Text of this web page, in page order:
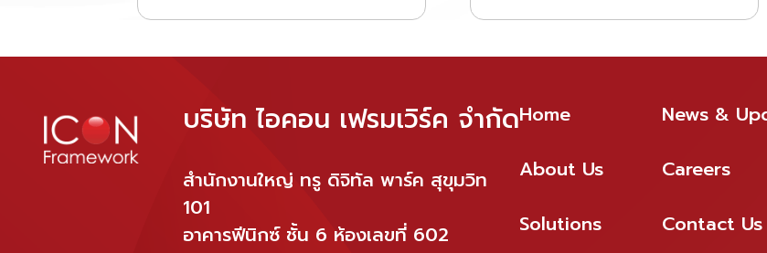
ประสิทธิภาพ และสร้างความมั่นใจสูงสุดให้
บริษัท ไอคอน เฟรมเวิร์ค จำกัด
สำนักงานใหญ่ ทรู ดิจิทัล พาร์ค สุขุมวิท
101
อาคารฟีนิกซ์ ชั้น 6 ห้องเลขที่ 602
Home
News &
About Us
Careers
Solutions
Contact Us